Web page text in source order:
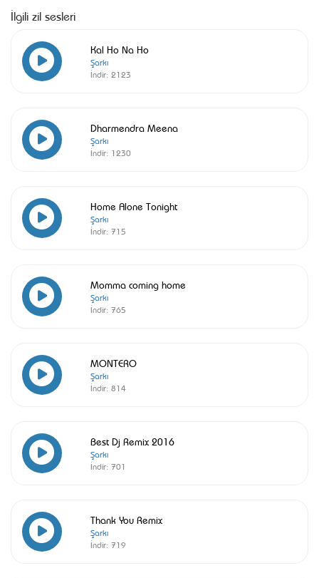
İlgili zil sesleri
Kal Ho Na Ho
Şarkı
İndir: 2123
Dharmendra Meena
Şarkı
İndir: 1230
Home Alone Tonight
Şarkı
İndir: 715
Momma coming home
Şarkı
İndir: 765
MONTERO
Şarkı
İndir: 814
Best Dj Remix 2016
Şarkı
İndir: 701
Thank You Remix
Şarkı
İndir: 719